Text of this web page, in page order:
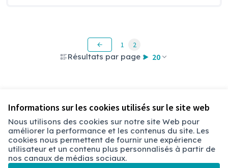
Informations sur les cookies utilisés sur le site web
Nous utilisons des cookies sur notre site Web pour
améliorer la performance et les contenus du site. Les
cookies nous permettent de fournir une expérience
utilisateur et un contenu plus personnalisés à partir de
nos canaux de médias sociaux.
Résultats par page : 20
1 2
Conditions d'utilisation
Paramètres des cookies
Chambéry sur X
Chambéry sur Facebook
Chambéry sur Instagram